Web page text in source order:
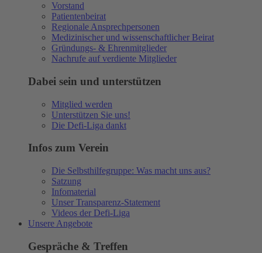
Vorstand
Patientenbeirat
Regionale Ansprechpersonen
Medizinischer und wissenschaftlicher Beirat
Gründungs- & Ehrenmitglieder
Nachrufe auf verdiente Mitglieder
Dabei sein und unterstützen
Mitglied werden
Unterstützen Sie uns!
Die Defi-Liga dankt
Infos zum Verein
Die Selbsthilfegruppe: Was macht uns aus?
Satzung
Infomaterial
Unser Transparenz-Statement
Videos der Defi-Liga
Unsere Angebote
Gespräche & Treffen